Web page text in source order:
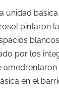
unidad
pintaron
por los
en el